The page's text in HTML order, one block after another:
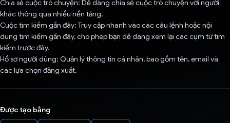
Chia sẻ cuộc trò chuyện: Dễ dàng chia sẻ cuộc trò chuyện với người
khác thông qua nhiều nền tảng.
Cuộc tìm kiếm gần đây: Truy cập nhanh vào các câu lệnh hoặc nội
dung tìm kiếm gần đây, cho phép bạn dễ dàng xem lại các cụm từ tìm
kiếm trước đây.
Hồ sơ người dùng: Quản lý thông tin cá nhân, bao gồm tên, email và
các lựa chọn đăng xuất.
Được tạo bằng